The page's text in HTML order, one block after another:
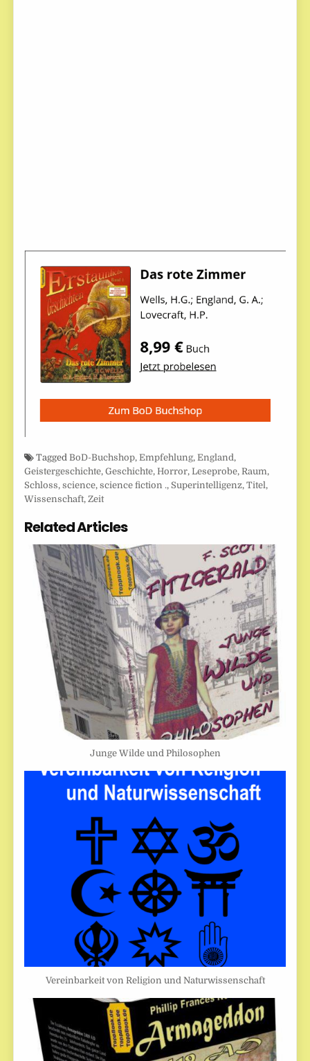
Tagged BoD-Buchshop,Empfehlung,England,
Geistergeschichte,Geschichte, Horror,Leseprobe, Raum,
Schloss,science,science fiction ., Superintelligenz,Titel,
Wissenschaft, Zeit
Related Articles
Junge Wilde und Philosophen
Vereinbarkeit von Religion und Naturwissenschaft